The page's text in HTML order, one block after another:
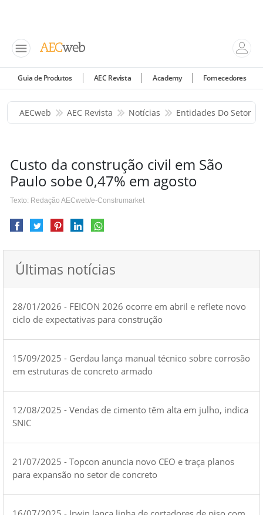
Guia de Produtos AEC Revista Academy Fornecedores
AECweb AEC Revista Notícias Entidades Do Setor
Custo da construção civil em São
Paulo sobe 0,47% em agosto
Texto: Redação AECweb/e-Construmarket
Últimas notícias
28/01/2026 - FEICON 2026 ocorre em abril e reflete novo
ciclo de expectativas para construção
15/09/2025 - Gerdau lança manual técnico sobre corrosão
em estruturas de concreto armado
12/08/2025 - Vendas de cimento têm alta em julho, indica
SNIC
21/07/2025 - Topcon anuncia novo CEO e traça planos
para expansão no setor de concreto